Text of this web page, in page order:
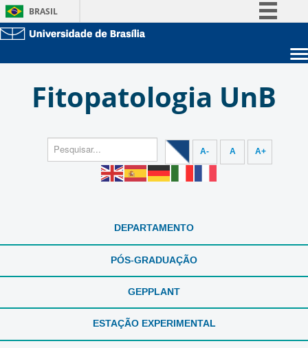
BRASIL
Acesso à informação
Canais
Unidades acadêmicas
Estude na UnB
Administração
Fitopatologia UnB
A- A A+
DEPARTAMENTO
PÓS-GRADUAÇÃO
GEPPLANT
ESTAÇÃO EXPERIMENTAL